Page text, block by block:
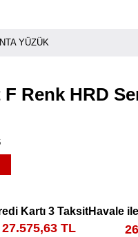
YÜZÜK
Renk HRD
Kartı 3 Taksit
27.575,63 TL
Havale